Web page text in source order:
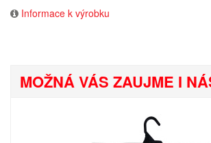
Informace k výrobku
MOŽNÁ VÁS ZAUJME I